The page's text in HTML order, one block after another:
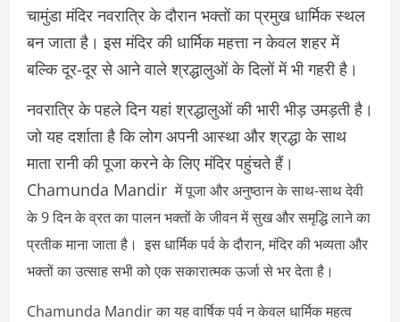
चामुंडा मंदिर नवरात्रि के दौरान भक्तों का प्रमुख धार्मिक स्थल
बन जाता है। इस मंदिर की धार्मिक महत्ता न केवल शहर में
बल्कि दूर-दूर से आने वाले श्रद्धालुओं के दिलों में भी गहरी है।
नवरात्रि के पहले दिन यहां श्रद्धालुओं की भारी भीड़ उमड़ती है।
जो यह दर्शाता है कि लोग अपनी आस्था और श्रद्धा के साथ
माता रानी की पूजा करने के लिए मंदिर पहुंचते हैं।
Chamunda Mandir में पूजा और अनुष्ठान के साथ-साथ देवी
के 9 दिन के व्रत का पालन भक्तों के जीवन में सुख और समृद्धि लाने का
प्रतीक माना जाता है। इस धार्मिक पर्व के दौरान, मंदिर की भव्यता और
भक्तों का उत्साह सभी को एक सकारात्मक ऊर्जा से भर देता है।
Chamunda Mandir का यह वार्षिक पर्व न केवल धार्मिक महत्व